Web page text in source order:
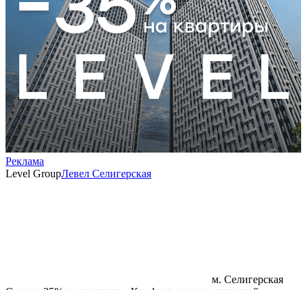
Реклама
Level GroupЛевел Селигерская
м. Селигерская